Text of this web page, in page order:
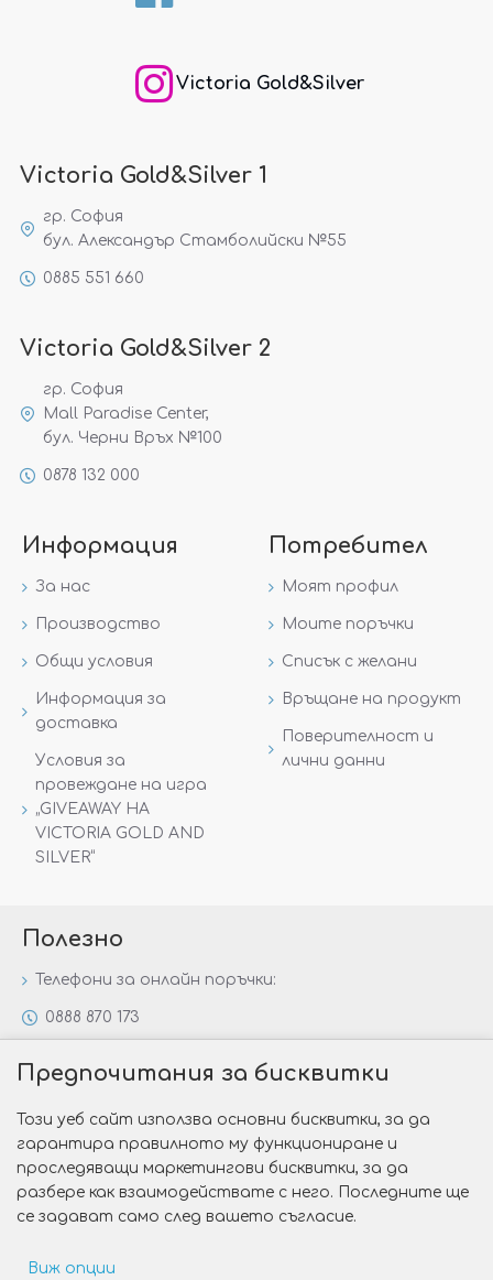
Victoria Gold&Silver
Victoria Gold&Silver 1
гр. София
бул. Александър Стамболийски №55
0885 551 660
Victoria Gold&Silver 2
гр. София
Mall Paradise Center,
бул. Черни Връх №100
0878 132 000
Информация
За нас
Производство
Общи условия
Информация за
доставка
Условия за
провеждане на игра
„GIVEAWAY НА
VICTORIA GOLD AND
SILVER“
Потребител
Моят профил
Моите поръчки
Списък с желани
Връщане на продукт
Поверителност и
лични данни
Полезно
Телефони за онлайн поръчки:
0888 870 173
Специални предложения
Защо да изберете Victoria Gold&Silver?
Как да изберем годежен пръстен?
Предпочитания за бисквитки
Този уеб сайт използва основни бисквитки, за да
гарантира правилното му функциониране и
проследяващи маркетингови бисквитки, за да
разбере как взаимодействате с него. Последните ще
се задават само след вашето съгласие.
Виж опции